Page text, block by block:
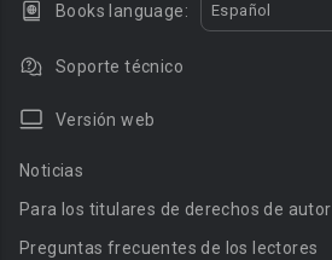
Books language: Español
Soporte técnico
Versión web
Noticias
Para los titulares de derechos de autor
Preguntas frecuentes de los lectores